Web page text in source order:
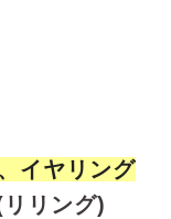
イヤリング
リング)